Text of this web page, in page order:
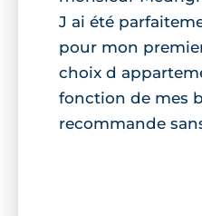
J ai été
pour mon
choix d
fonction de mes
recommande